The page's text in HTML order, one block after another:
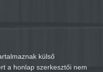
külső
a honlap szerkesztői nem